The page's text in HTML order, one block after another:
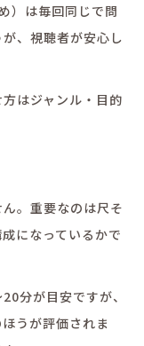
）は毎回同じで問
、視聴者が安心し
はジャンル・目的
。重要なのは尺そ
になっているかで
分が目安ですが、
うが評価されま